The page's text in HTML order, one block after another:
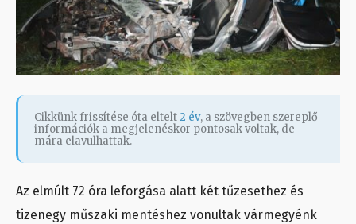
Cikkünk frissítése óta eltelt2 év, a szövegben szereplő
információk a megjelenéskor pontosak voltak, de
mára elavulhattak.
Az elmúlt 72 óra leforgása alatt két tűzesethez és
tizenegy műszaki mentéshez vonultak vármegyénk